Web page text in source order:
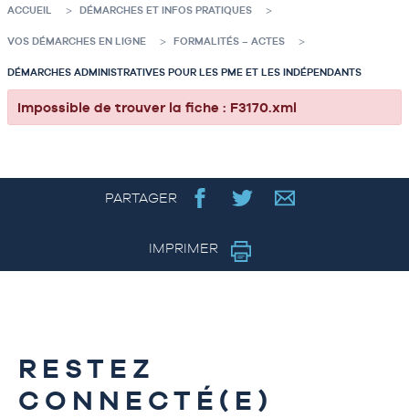
ACCUEIL DÉMARCHES ET INFOS PRATIQUES
VOS DÉMARCHES EN LIGNE FORMALITÉS – ACTES
DÉMARCHES ADMINISTRATIVES POUR LES PME ET LES INDÉPENDANTS
Impossible de trouver la fiche : F3170.xml
PARTAGER
IMPRIMER
RESTEZ
CONNECTÉ(E)